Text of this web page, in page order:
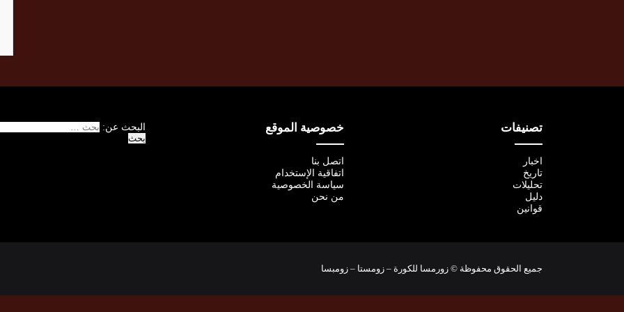
تصنيفات
اخبار
تاريخ
تحليلات
دليل
قوانين
خصوصية الموقع
اتصل بنا
اتفاقية الإستخدام
سياسة الخصوصية
من نحن
البحث عن:
جميع الحقوق محفوظة © زورمسا للكورة – زومستا – زومبسا